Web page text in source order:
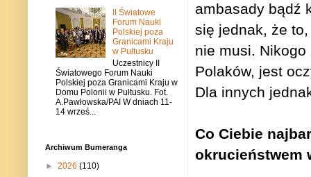
ambasady bądź
się jednak, że
nie musi. Nikogo
Polaków, jest
Dla innych
Co Ciebie
okrucieństwem
II Światowe
Forum Nauki
Polskiej poza
Granicami Kraju
w Pułtusku
Uczestnicy II
Światowego Forum Nauki
Polskiej poza Granicami Kraju w
Domu Polonii w Pułtusku. Fot.
A.Pawłowska/PAI W dniach 11-
14 wrześ...
Archiwum Bumeranga
► 2026 (110)